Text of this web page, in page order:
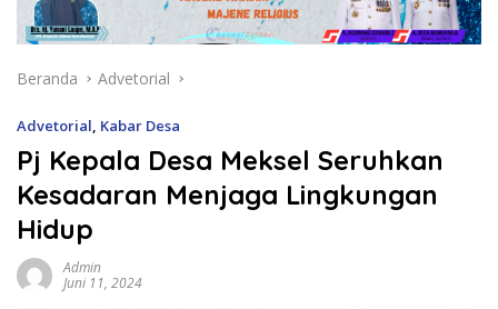
Beranda Advetorial
Advetorial Kabar Desa
Pj Kepala Desa Meksel Seruhkan
Kesadaran Menjaga Lingkungan
Hidup
Admin
Juni 11, 2024